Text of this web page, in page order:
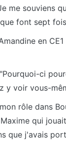
me souviens
font sept
en
ci
y voir vous-
rôle dans
qui
que j'avais